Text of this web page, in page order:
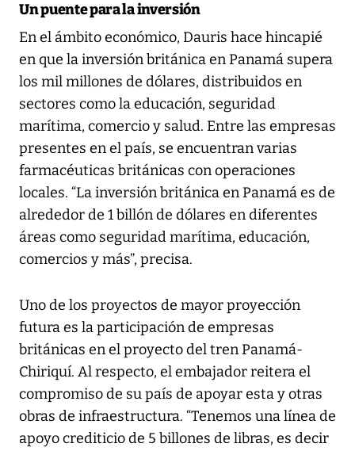
Un puente para la inversión
En el ámbito económico, Dauris hace hincapié
en que la inversión británica en Panamá supera
los mil millones de dólares, distribuidos en
sectores como la educación, seguridad
marítima, comercio y salud. Entre las empresas
presentes en el país, se encuentran varias
farmacéuticas británicas con operaciones
locales. “La inversión británica en Panamá es de
alrededor de 1 billón de dólares en diferentes
áreas como seguridad marítima, educación,
comercios y más”, precisa.
Uno de los proyectos de mayor proyección
futura es la participación de empresas
británicas en el proyecto del tren Panamá-
Chiriquí. Al respecto, el embajador reitera el
compromiso de su país de apoyar esta y otras
obras de infraestructura. “Tenemos una línea de
apoyo crediticio de 5 billones de libras, es decir